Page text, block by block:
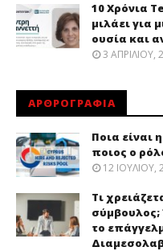
10 Χρόνια
μιλάει για
ουσία και
3 ΑΠΡΙΛΊΟΥ,
ΑΡΘΡΟΓΡΑΦΙΑ
Ποια είναι
ποιος ο
12 ΙΟΥΛΊΟΥ,
Τι
σύμβουλος;
το